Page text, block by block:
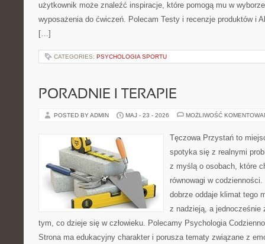
użytkownik może znaleźć inspiracje, które pomogą mu w
wyposażenia do ćwiczeń. Polecam Testy i recenzje produktów i
[…]
CATEGORIES: PSYCHOLOGIA SPORTU
PORADNIE I TERAPIE
POSTED BY ADMIN MAJ - 23 - 2026 MOŻLIWOŚĆ
Tęczowa Przystań to
spotyka się z realnymi
z myślą o osobach, które
równowagi w
dobrze oddaje klimat tego
z nadzieją, a jednocześnie
tym, co dzieje się w człowieku. Polecamy Psychologia
Strona ma edukacyjny charakter i porusza tematy związane z